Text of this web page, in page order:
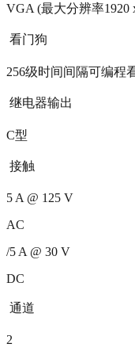
VGA (最大分辨率1920
 看门狗
256级时间间隔可编程
 继电器输出
C型
 接触
5 A @ 125 V
AC
/5 A @ 30 V
DC
 通道
2